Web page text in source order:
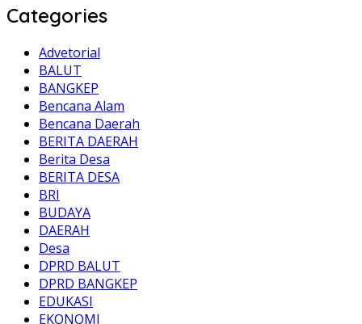
Categories
Advetorial
BALUT
BANGKEP
Bencana Alam
Bencana Daerah
BERITA DAERAH
Berita Desa
BERITA DESA
BRI
BUDAYA
DAERAH
Desa
DPRD BALUT
DPRD BANGKEP
EDUKASI
EKONOMI